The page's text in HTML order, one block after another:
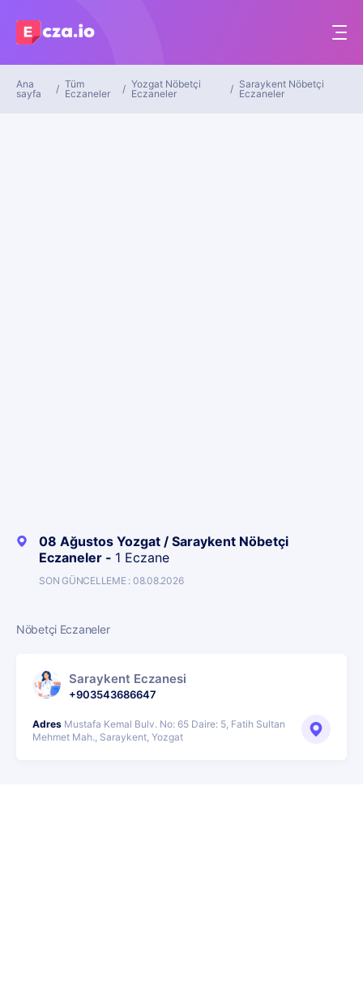
Ana
sayfa
Tüm
Eczaneler
Yozgat Nöbetçi
Eczaneler
Saraykent Nöbetçi
Eczaneler
08 Ağustos Yozgat / Saraykent Nöbetçi
Eczaneler - 1 Eczane
SON GÜNCELLEME : 08.08.2026
Nöbetçi Eczaneler
Saraykent Eczanesi
+903543686647
Adres Mustafa Kemal Bulv. No: 65 Daire: 5, Fatih Sultan
Mehmet Mah., Saraykent, Yozgat